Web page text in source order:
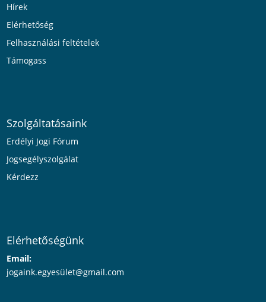
Hírek
Elérhetőség
Felhasználási feltételek
Támogass
Szolgáltatásaink
Erdélyi Jogi Fórum
Jogsegélyszolgálat
Kérdezz
Elérhetőségünk
Email:
jogaink.egyesület@gmail.com